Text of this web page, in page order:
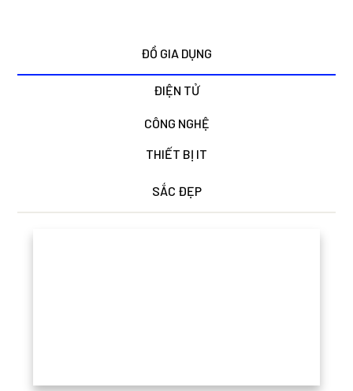
ĐỒ GIA DỤNG
ĐIỆN TỬ
CÔNG NGHỆ
THIẾT BỊ IT
SẮC ĐẸP